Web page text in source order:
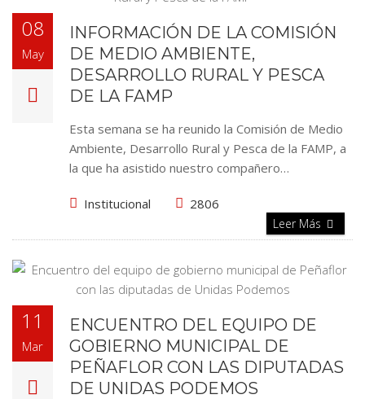
08
May
INFORMACIÓN DE LA COMISIÓN
DE MEDIO AMBIENTE,
DESARROLLO RURAL Y PESCA
DE LA FAMP
Esta semana se ha reunido la Comisión de Medio
Ambiente, Desarrollo Rural y Pesca de la FAMP, a
la que ha asistido nuestro compañero…
Institucional 2806
Leer Más
11
Mar
ENCUENTRO DEL EQUIPO DE
GOBIERNO MUNICIPAL DE
PEÑAFLOR CON LAS DIPUTADAS
DE UNIDAS PODEMOS